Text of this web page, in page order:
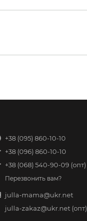
+38 (095) 860-10-10
+38 (096) 860-10-10
+38 (068) 540-90-09 (опт)
Перезвонить вам?
julla-mama@ukr.net
julla-zakaz@ukr.net (опт)